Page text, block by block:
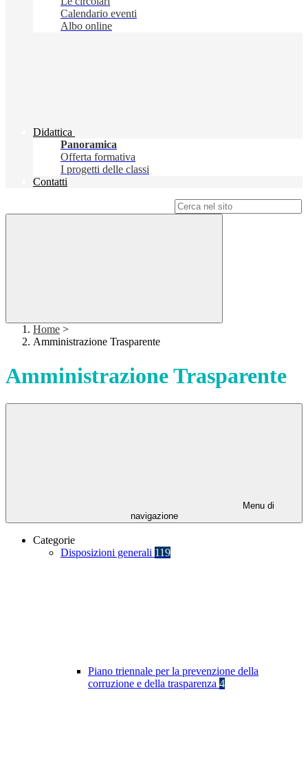
Calendario eventi
Albo online
Didattica
Panoramica
Offerta formativa
I progetti delle classi
Contatti
Home >
Amministrazione Trasparente
Amministrazione Trasparente
Menu di
navigazione
Categorie
Disposizioni generali 119
Piano triennale per la prevenzione della
corruzione e della trasparenza 4